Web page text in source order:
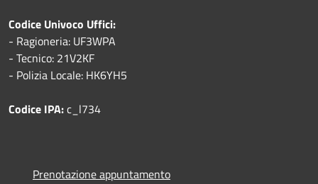
Codice Univoco Uffici:
- Ragioneria: UF3WPA
- Tecnico: 21V2KF
- Polizia Locale: HK6YH5
Codice IPA:c_l734
Prenotazione appuntamento